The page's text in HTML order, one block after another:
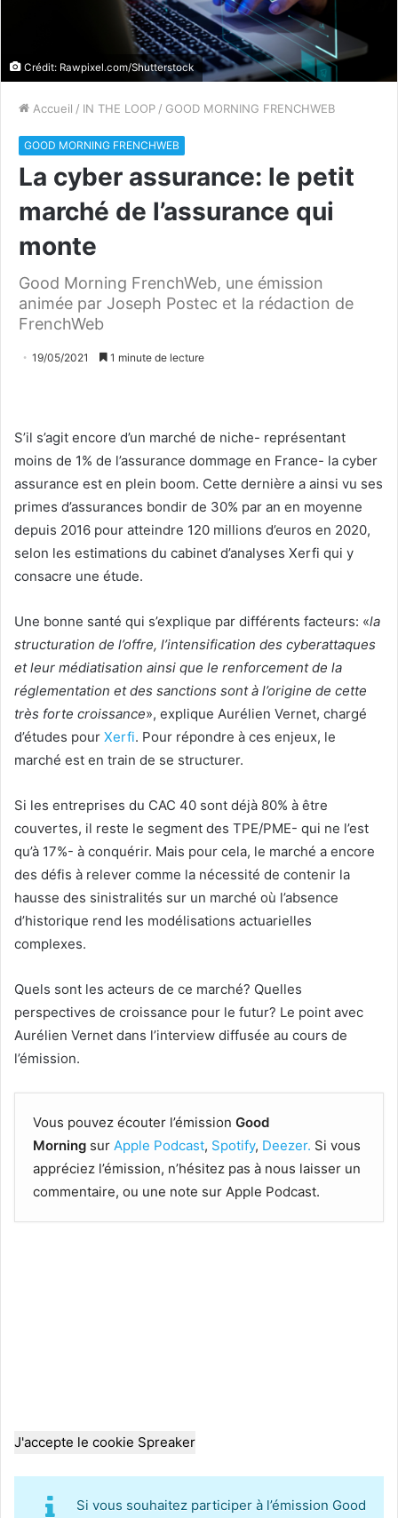
Crédit: Rawpixel.com/Shutterstock
Accueil / IN THE LOOP / GOOD MORNING FRENCHWEB
GOOD MORNING FRENCHWEB
La cyber assurance: le petit
marché de l’assurance qui
monte
Good Morning FrenchWeb, une émission
animée par Joseph Postec et la rédaction de
FrenchWeb
19/05/2021 1 minute de lecture
S’il s’agit encore d’un marché de niche- représentant
moins de 1% de l’assurance dommage en France- la cyber
assurance est en plein boom. Cette dernière a ainsi vu ses
primes d’assurances bondir de 30% par an en moyenne
depuis 2016 pour atteindre 120 millions d’euros en 2020,
selon les estimations du cabinet d’analyses Xerfi qui y
consacre une étude.
Une bonne santé qui s’explique par différents facteurs: «la
structuration de l’offre, l’intensification des cyberattaques
et leur médiatisation ainsi que le renforcement de la
réglementation et des sanctions sont à l’origine de cette
très forte croissance», explique Aurélien Vernet, chargé
d’études pour Xerfi. Pour répondre à ces enjeux, le
marché est en train de se structurer.
Si les entreprises du CAC 40 sont déjà 80% à être
couvertes, il reste le segment des TPE/PME- qui ne l’est
qu’à 17%- à conquérir. Mais pour cela, le marché a encore
des défis à relever comme la nécessité de contenir la
hausse des sinistralités sur un marché où l’absence
d’historique rend les modélisations actuarielles
complexes.
Quels sont les acteurs de ce marché? Quelles
perspectives de croissance pour le futur? Le point avec
Aurélien Vernet dans l’interview diffusée au cours de
l’émission.
Vous pouvez écouter l’émission Good
Morning sur Apple Podcast, Spotify, Deezer. Si vous
appréciez l’émission, n’hésitez pas à nous laisser un
commentaire, ou une note sur Apple Podcast.
J'accepte le cookie Spreaker
Si vous souhaitez participer à l’émission Good